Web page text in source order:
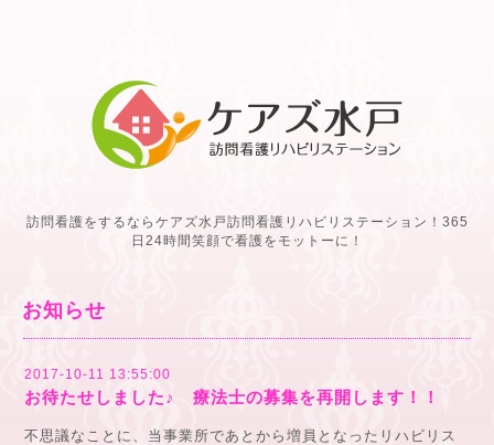
訪問看護をするならケアズ水戸訪問看護リハビリステーション！365
日24時間笑顔で看護をモットーに！
お知らせ
2017-10-11 13:55:00
お待たせしました♪ 療法士の募集を再開します！！
不思議なことに、当事業所であとから増員となったリハビリス